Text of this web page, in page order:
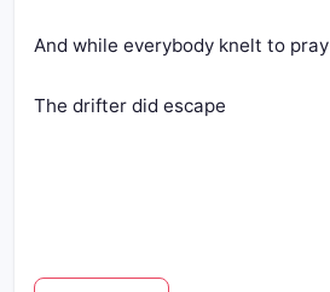
And while everybody knelt to pray
The drifter did escape